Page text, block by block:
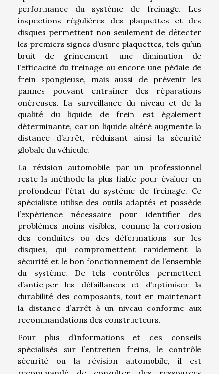
performance du système de freinage. Les
inspections régulières des plaquettes et des
disques permettent non seulement de détecter
les premiers signes d’usure plaquettes, tels qu’un
bruit de grincement, une diminution de
l’efficacité du freinage ou encore une pédale de
frein spongieuse, mais aussi de prévenir les
pannes pouvant entraîner des réparations
onéreuses. La surveillance du niveau et de la
qualité du liquide de frein est également
déterminante, car un liquide altéré augmente la
distance d’arrêt, réduisant ainsi la sécurité
globale du véhicule.
La révision automobile par un professionnel
reste la méthode la plus fiable pour évaluer en
profondeur l’état du système de freinage. Ce
spécialiste utilise des outils adaptés et possède
l’expérience nécessaire pour identifier des
problèmes moins visibles, comme la corrosion
des conduites ou des déformations sur les
disques, qui compromettent rapidement la
sécurité et le bon fonctionnement de l’ensemble
du système. De tels contrôles permettent
d’anticiper les défaillances et d’optimiser la
durabilité des composants, tout en maintenant
la distance d’arrêt à un niveau conforme aux
recommandations des constructeurs.
Pour plus d’informations et des conseils
spécialisés sur l’entretien freins, le contrôle
sécurité ou la révision automobile, il est